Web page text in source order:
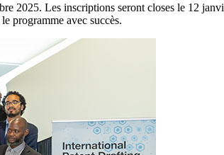
2025. Les inscriptions seront closes le 12
programme avec succès.